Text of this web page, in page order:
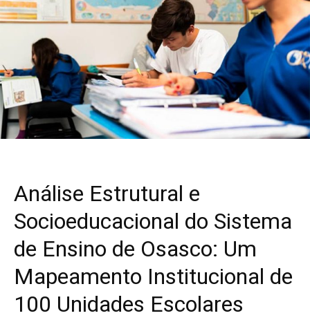
Análise Estrutural e
Socioeducacional do Sistema
de Ensino de Osasco: Um
Mapeamento Institucional de
100 Unidades Escolares